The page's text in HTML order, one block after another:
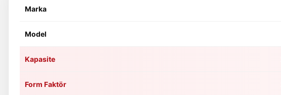
Marka
Model
Kapasite
Form Faktör